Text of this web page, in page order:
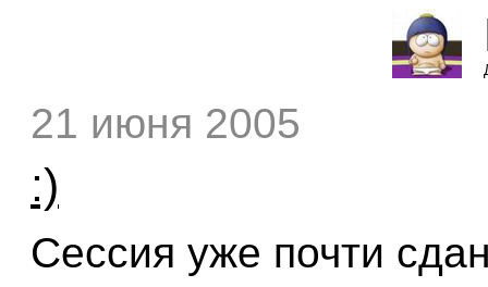
21 июня 2005
:)
Сессия уже почти